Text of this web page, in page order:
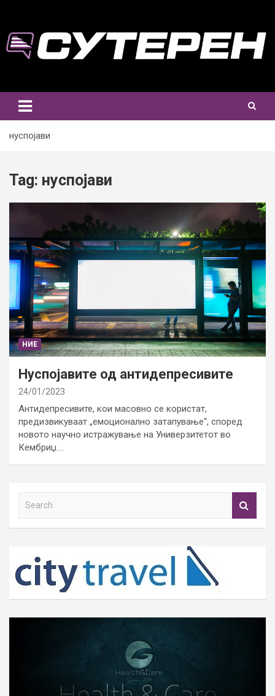
content
нуспојави
Tag: нуспојави
НИЕ
Нуспојавите од антидепресивите
24/01/2023
Антидепресивите, кои масовно се користат,
предизвикуваат „емоционално затапување“, според
новото научно истражување на Универзитетот во
Кембриџ.…
h